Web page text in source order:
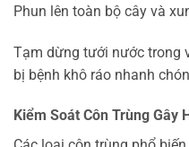
Phun lên toàn bộ cây và
Tạm dừng tưới nước trong
bị bệnh khô ráo nhanh
Kiểm Soát Côn Trùng Gây